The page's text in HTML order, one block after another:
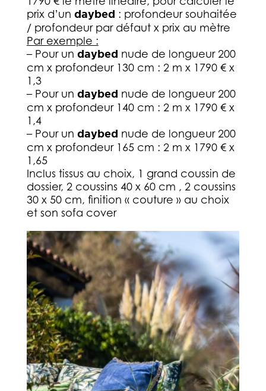
prix d’un daybed : profondeur souhaitée
/ profondeur par défaut x prix au mètre
Par exemple :
– Pour un daybed nude de longueur 200
cm x profondeur 130 cm : 2 m x 1790 € x
1,3
– Pour un daybed nude de longueur 200
cm x profondeur 140 cm : 2 m x 1790 € x
1,4
– Pour un daybed nude de longueur 200
cm x profondeur 165 cm : 2 m x 1790 € x
1,65
Inclus tissus au choix, 1 grand coussin de
dossier, 2 coussins 40 x 60 cm , 2 coussins
30 x 50 cm, finition « couture » au choix
et son sofa cover